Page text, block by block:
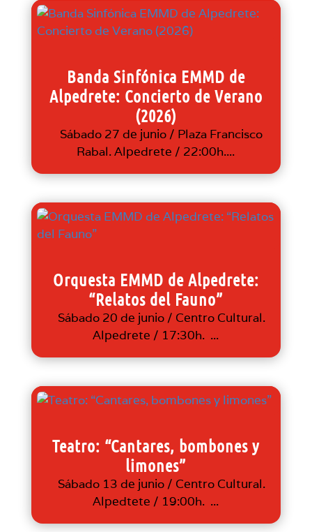
Banda Sinfónica EMMD de
Alpedrete: Concierto de Verano
(2026)
Sábado 27 de junio / Plaza Francisco
Rabal. Alpedrete / 22:00h....
Orquesta EMMD de Alpedrete:
“Relatos del Fauno”
Sábado 20 de junio / Centro Cultural.
Alpedrete / 17:30h. ...
Teatro: “Cantares, bombones y
limones”
Sábado 13 de junio / Centro Cultural.
Alpedtete / 19:00h. ...